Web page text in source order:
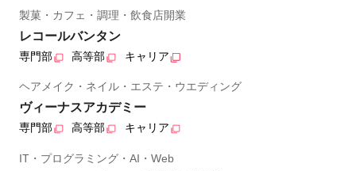
製菓・カフェ・調理・飲食店開業
レコールバンタン
専門部 高等部 キャリア
ヘアメイク・ネイル・エステ・ウエディング
ヴィーナスアカデミー
専門部 高等部 キャリア
IT・プログラミング・AI・Web